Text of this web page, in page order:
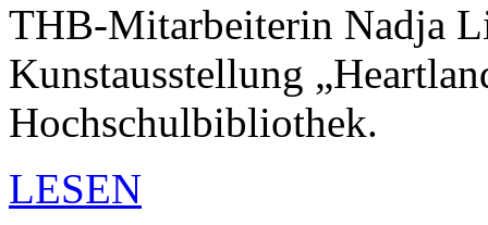
THB-Mitarbeiterin Nadja
Kunstausstellung
Hochschulbibliothek.
LESEN